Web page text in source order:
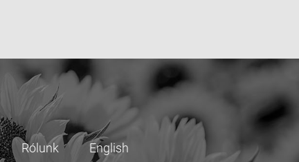
Rólunk English